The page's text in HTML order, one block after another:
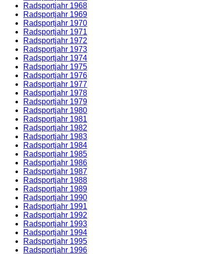
Radsportjahr 1968
Radsportjahr 1969
Radsportjahr 1970
Radsportjahr 1971
Radsportjahr 1972
Radsportjahr 1973
Radsportjahr 1974
Radsportjahr 1975
Radsportjahr 1976
Radsportjahr 1977
Radsportjahr 1978
Radsportjahr 1979
Radsportjahr 1980
Radsportjahr 1981
Radsportjahr 1982
Radsportjahr 1983
Radsportjahr 1984
Radsportjahr 1985
Radsportjahr 1986
Radsportjahr 1987
Radsportjahr 1988
Radsportjahr 1989
Radsportjahr 1990
Radsportjahr 1991
Radsportjahr 1992
Radsportjahr 1993
Radsportjahr 1994
Radsportjahr 1995
Radsportjahr 1996